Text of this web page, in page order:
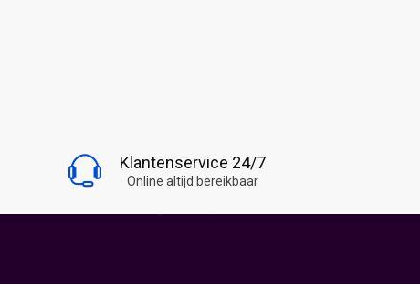
Klantenservice 24/7
Online altijd bereikbaar
Volg Snoepwinkel Online